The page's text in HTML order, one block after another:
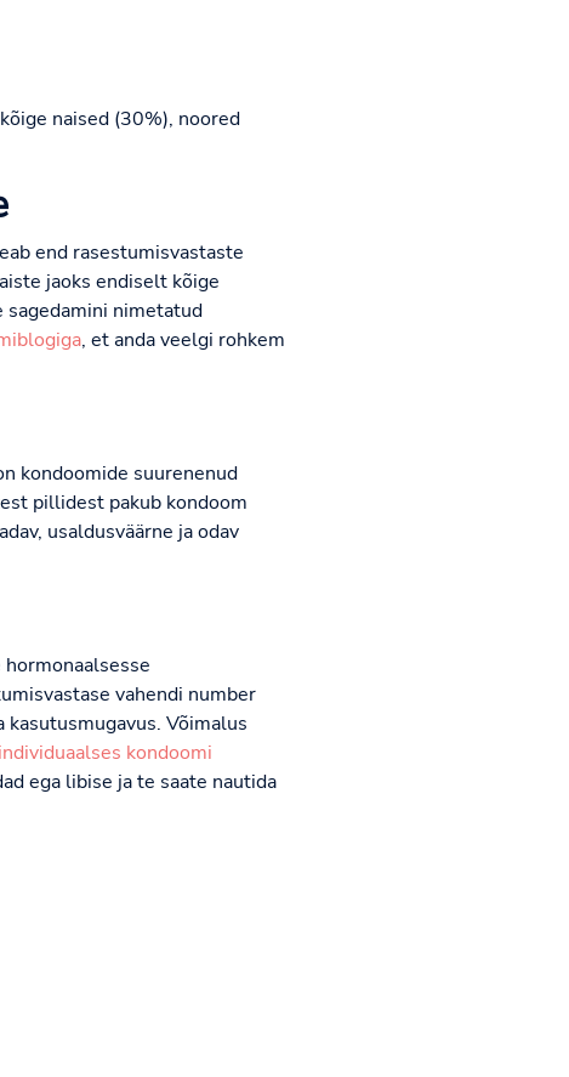
naised (30%), noored
end rasestumisvastaste
jaoks endiselt kõige
nimetatud
, et anda veelgi rohkem
kondoomide suurenenud
pillidest pakub kondoom
usaldusväärne ja odav
vahendi number
Võimalus
individuaalses kondoomi
ega libise ja te saate nautida